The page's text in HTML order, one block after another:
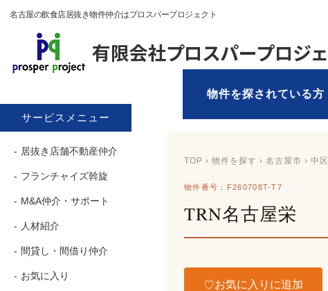
名古屋の飲食店居抜き物件仲介はプロスパープロジェクト
物件を探されている方
TOP › 物件を探す › 名古屋市 › 中区
物件番号：F260708T-T7
TRN名古屋栄
お気に入りに追加
サービスメニュー
居抜き店舗不動産仲介
フランチャイズ斡旋
M&A仲介・サポート
人材紹介
間貸し・間借り仲介
お気に入り